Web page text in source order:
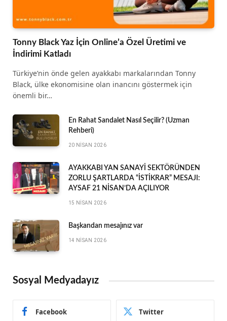
Tonny Black Yaz İçin Online’a Özel Üretimi ve
İndirimi Katladı
Türkiye’nin önde gelen ayakkabı markalarından Tonny
Black, ülke ekonomisine olan inancını göstermek için
önemli bir…
En Rahat Sandalet Nasıl Seçilir? (Uzman
Rehberi)
20 NISAN 2026
AYAKKABI YAN SANAYİ SEKTÖRÜNDEN
ZORLU ŞARTLARDA “İSTİKRAR” MESAJI:
AYSAF 21 NİSAN’DA AÇILIYOR
15 NISAN 2026
Başkandan mesajınız var
14 NISAN 2026
Sosyal Medyadayız
Facebook Twitter